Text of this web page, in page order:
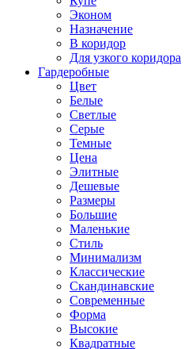
Эконом
Назначение
В коридор
Для узкого коридора
Гардеробные
Цвет
Белые
Светлые
Серые
Темные
Цена
Элитные
Дешевые
Размеры
Большие
Маленькие
Стиль
Минимализм
Классические
Скандинавские
Современные
Форма
Высокие
Квадратные